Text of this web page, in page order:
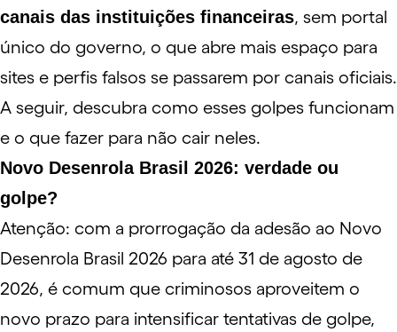
canais das instituições financeiras, sem portal
único do governo, o que abre mais espaço para
sites e perfis falsos se passarem por canais oficiais.
A seguir, descubra como esses golpes funcionam
e o que fazer para não cair neles.
Novo Desenrola Brasil 2026: verdade ou
golpe?
Atenção: com a prorrogação da adesão ao Novo
Desenrola Brasil 2026 para até 31 de agosto de
2026, é comum que criminosos aproveitem o
novo prazo para intensificar tentativas de golpe,